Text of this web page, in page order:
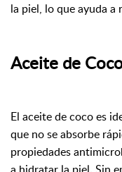
la piel, lo que ayuda a
Aceite de
El aceite de coco es
que no se absorbe
propiedades